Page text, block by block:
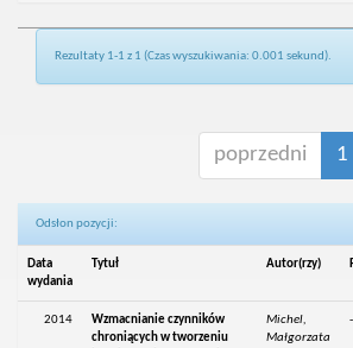
Rezultaty 1-1 z 1 (Czas wyszukiwania: 0.001 sekund).
poprzedni 1
Odsłon pozycji:
Data
wydania
Tytuł Autor(rzy)
2014
Wzmacnianie czynników
chroniących w tworzeniu
Michel,
Małgorzata
-